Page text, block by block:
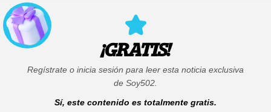
¡GRATIS!
Regístrate o inicia sesión para leer esta noticia exclusiva
de Soy502.
Sí, este contenido es totalmente gratis.